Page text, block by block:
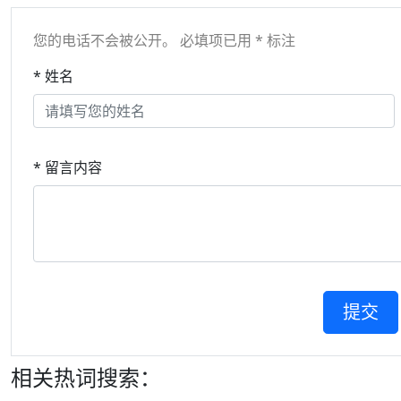
您的电话不会被公开。 必填项已用 * 标注
* 姓名
* 留言内容
相关热词搜索：